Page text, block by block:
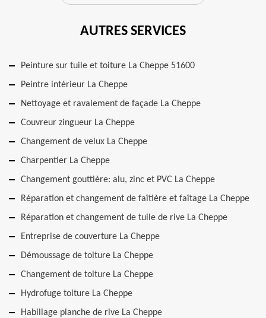
AUTRES SERVICES
Peinture sur tuile et toiture La Cheppe 51600
Peintre intérieur La Cheppe
Nettoyage et ravalement de façade La Cheppe
Couvreur zingueur La Cheppe
Changement de velux La Cheppe
Charpentier La Cheppe
Changement gouttière: alu, zinc et PVC La Cheppe
Réparation et changement de faîtière et faîtage La Cheppe
Réparation et changement de tuile de rive La Cheppe
Entreprise de couverture La Cheppe
Démoussage de toiture La Cheppe
Changement de toiture La Cheppe
Hydrofuge toiture La Cheppe
Habillage planche de rive La Cheppe